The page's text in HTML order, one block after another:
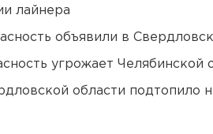
лайнера
объявили в
угрожает Челябинской
области подтопило